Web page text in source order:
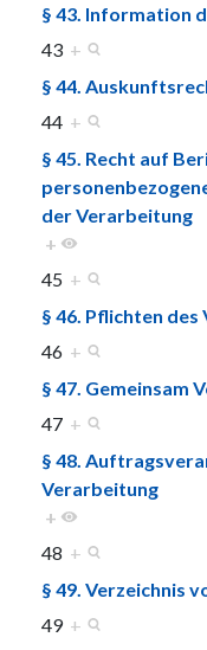
§ 43. Information
43 +
§ 44.
44 +
§ 45. Recht auf
der Verarbeitung
+
45 +
§ 46. Pflichten
46 +
§ 47. Gemeinsam
47 +
§ 48.
Verarbeitung
+
48 +
§ 49. Verzeichnis
49 +